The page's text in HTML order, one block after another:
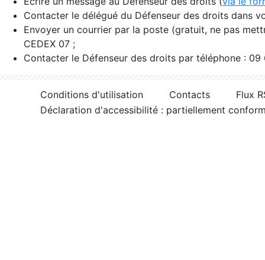
Contacter le délégué du Défenseur des droits dans
Envoyer un courrier par la poste (gratuit, ne pas
CEDEX 07 ;
Contacter le Défenseur des droits par téléphone :
Conditions d'utilisation Contacts
Flux
Déclaration d'accessibilité : partiellement